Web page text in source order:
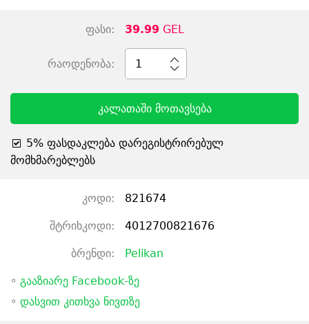
ფასი: 39.99 GEL
რაოდენობა: 1
კალათაში მოთავსება
5% ფასდაკლება დარეგისტრირებულ
მომხმარებლებს
კოდი: 821674
შტრიხკოდი: 4012700821676
ბრენდი: Pelikan
◦ გააზიარე Facebook-ზე
◦ დასვით კითხვა ნივთზე